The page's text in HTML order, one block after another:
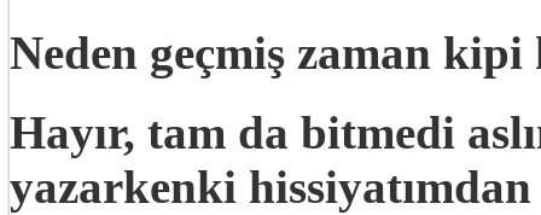
Neden geçmiş zaman
Hayır, tam da bitmedi
yazarkenki